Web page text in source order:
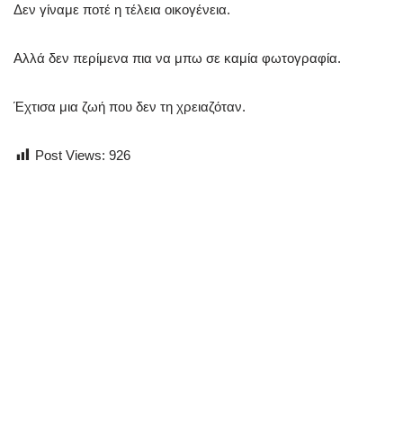
Δεν γίναμε ποτέ η τέλεια οικογένεια.
Αλλά δεν περίμενα πια να μπω σε καμία φωτογραφία.
Έχτισα μια ζωή που δεν τη χρειαζόταν.
Post Views: 926